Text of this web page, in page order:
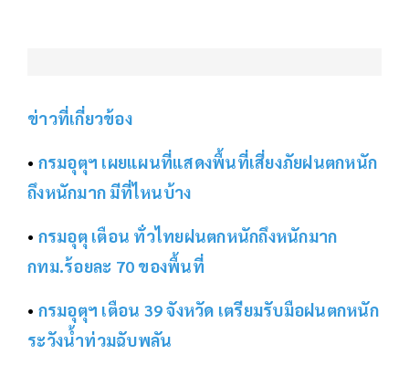
ข่าวที่เกี่ยวข้อง
• กรมอุตุฯ เผยแผนที่แสดงพื้นที่เสี่ยงภัยฝนตกหนัก
ถึงหนักมาก มีที่ไหนบ้าง
• กรมอุตุ เตือน ทั่วไทยฝนตกหนักถึงหนักมาก
กทม.ร้อยละ 70 ของพื้นที่
• กรมอุตุฯ เตือน 39 จังหวัด เตรียมรับมือฝนตกหนัก
ระวังน้ำท่วมฉับพลัน